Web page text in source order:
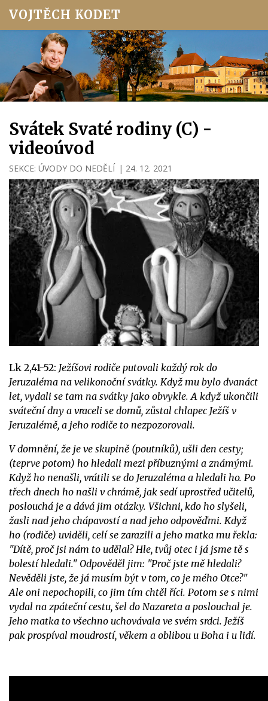
VOJTĚCH KODET
Svátek Svaté rodiny (C) -
videoúvod
SEKCE: ÚVODY DO NEDĚLÍ | 24. 12. 2021
Lk 2,41-52: Ježíšovi rodiče putovali každý rok do
Jeruzaléma na velikonoční svátky. Když mu bylo dvanáct
let, vydali se tam na svátky jako obvykle. A když ukončili
sváteční dny a vraceli se domů, zůstal chlapec Ježíš v
Jeruzalémě, a jeho rodiče to nezpozorovali.
V domnění, že je ve skupině (poutníků), ušli den cesty;
(teprve potom) ho hledali mezi příbuznými a známými.
Když ho nenašli, vrátili se do Jeruzaléma a hledali ho. Po
třech dnech ho našli v chrámě, jak sedí uprostřed učitelů,
poslouchá je a dává jim otázky. Všichni, kdo ho slyšeli,
žasli nad jeho chápavostí a nad jeho odpověďmi. Když
ho (rodiče) uviděli, celí se zarazili a jeho matka mu řekla:
"Dítě, proč jsi nám to udělal? Hle, tvůj otec i já jsme tě s
bolestí hledali." Odpověděl jim: "Proč jste mě hledali?
Nevěděli jste, že já musím být v tom, co je mého Otce?"
Ale oni nepochopili, co jim tím chtěl říci. Potom se s nimi
vydal na zpáteční cestu, šel do Nazareta a poslouchal je.
Jeho matka to všechno uchovávala ve svém srdci. Ježíš
pak prospíval moudrostí, věkem a oblibou u Boha i u lidí.